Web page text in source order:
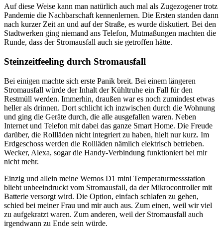
Auf diese Weise kann man natürlich auch mal als Zugezogener trotz
Pandemie die Nachbarschaft kennenlernen. Die Ersten standen dann
nach kurzer Zeit an und auf der Straße, es wurde diskutiert. Bei den
Stadtwerken ging niemand ans Telefon, Mutmaßungen machten die
Runde, dass der Stromausfall auch sie getroffen hätte.
Steinzeitfeeling durch Stromausfall
Bei einigen machte sich erste Panik breit. Bei einem längeren
Stromausfall würde der Inhalt der Kühltruhe ein Fall für den
Restmüll werden. Immerhin, draußen war es noch zumindest etwas
heller als drinnen. Dort schlicht ich inzwischen durch die Wohnung
und ging die Geräte durch, die alle ausgefallen waren. Neben
Internet und Telefon mit dabei das ganze Smart Home. Die Freude
darüber, die Rollläden nicht integriert zu haben, hielt nur kurz. Im
Erdgeschoss werden die Rollläden nämlich elektrisch betrieben.
Wecker, Alexa, sogar die Handy-Verbindung funktioniert bei mir
nicht mehr.
Einzig und allein meine Wemos D1 mini Temperaturmessstation
bliebt unbeeindruckt vom Stromausfall, da der Mikrocontroller mit
Batterie versorgt wird. Die Option, einfach schlafen zu gehen,
schied bei meiner Frau und mir auch aus. Zum einen, weil wir viel
zu aufgekratzt waren. Zum anderen, weil der Stromausfall auch
irgendwann zu Ende sein würde.